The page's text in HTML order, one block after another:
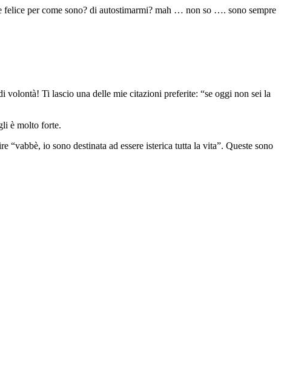
felice per come sono? di autostimarmi? mah … non so …. sono sempre
volontà! Ti lascio una delle mie citazioni preferite: “se oggi non sei la
è molto forte.
io sono destinata ad essere isterica tutta la vita”. Queste sono